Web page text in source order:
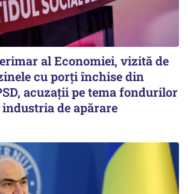
al Economiei, vizită de
cu porți închise din
acuzații pe tema fondurilor
de apărare